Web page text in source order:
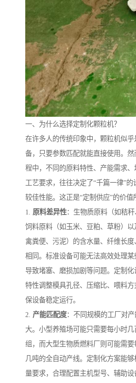
一、为什么选择定制化颗粒机？
在许多人的传统印象中，颗粒机似乎
备，只要参数匹配就能直接使用。
程中，不同的原料特性、产能需求
工艺要求，往往决定了“千篇一律”
较佳性能。这正是“定制供应”的价值
1. 原料差异性：生物质原料（如秸秆
饲料原料（如玉米、豆粕、草粉）
禽粪便、污泥）的含水量、纤维长
相同。标准设备可能无法高效处理
导致堵塞、磨损加剧等问题。定制
特性调整模具孔径、压缩比、喂料
保设备稳定运行。
2. 产能匹配度：不同规模的工厂对
大。小型养殖场可能只需要每小时
组，而大型生物质燃料厂则可能需
几吨的全自动产线。定制化方案能
量要求，合理配置主机型号、辅助